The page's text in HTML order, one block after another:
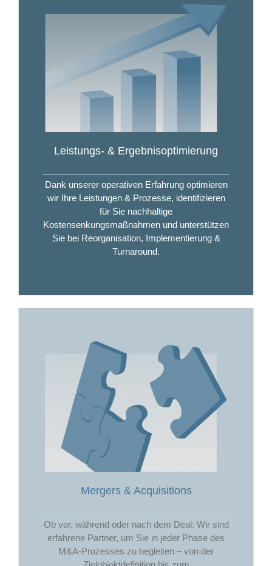
Leistungs- & Ergebnisoptimierung
Dank unserer operativen Erfahrung optimieren
wir Ihre Leistungen & Prozesse, identifizieren
für Sie nachhaltige
Kostensenkungsmaßnahmen und unterstützen
Sie bei Reorganisation, Implementierung &
Turnaround.
Mergers & Acquisitions
Ob vor, während oder nach dem Deal: Wir sind
erfahrene Partner, um Sie in jeder Phase des
M&A-Prozesses zu begleiten – von der